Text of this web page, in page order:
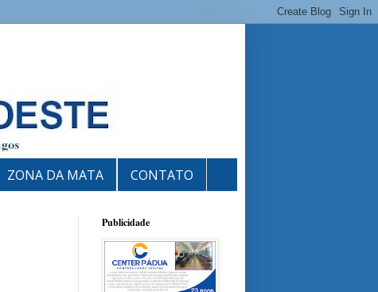
ZONA DA MATA CONTATO
Publicidade